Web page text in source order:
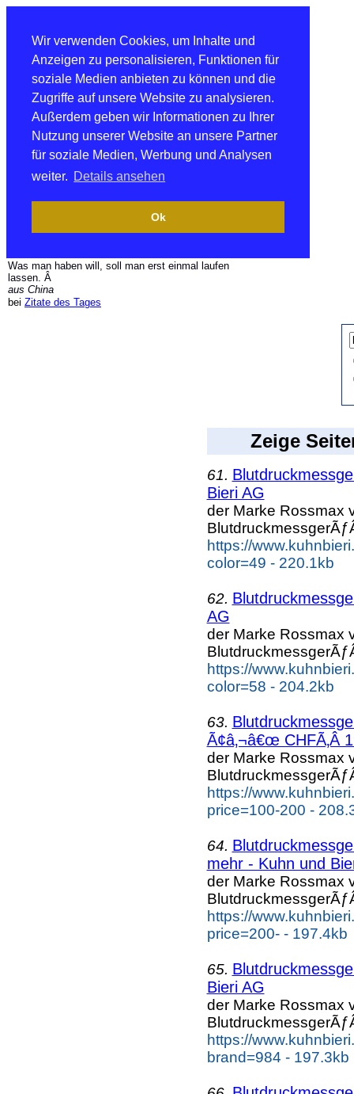
Wir verwenden Cookies, um Inhalte und
Anzeigen zu personalisieren, Funktionen für
soziale Medien anbieten zu können und die
Zugriffe auf unsere Website zu analysieren.
Außerdem geben wir Informationen zu Ihrer
Nutzung unserer Website an unsere Partner
für soziale Medien, Werbung und Analysen
weiter. Details ansehen
Ok
Was man haben will, soll man erst einmal laufen
lassen. Â
aus China
bei Zitate des Tages
Zeige
61.
Bieri AG
der Marke Rossmax
https://
color=49 - 220.1kb
62.
AG
der Marke Rossmax
https://
color=58 - 204.2kb
63.
Ã¢â‚¬â€œ CHFÃ‚Â
der Marke Rossmax
https://
price=100-200 -
64.
mehr - Kuhn und
der Marke Rossmax
https://
price=200- - 197.4kb
65.
Bieri AG
der Marke Rossmax
https://
brand=984 - 197.3kb